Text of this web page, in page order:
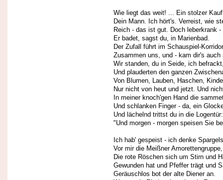
Wie liegt das weit! ... Ein stolzer
Dein Mann. Ich hört's. Verreist, wie
Reich - das ist gut. Doch leberkrank -
Er badet, sagst du, in Marienbad.
Der Zufall führt im Schauspiel-Korridor
Zusammen uns, und - kam dir's auch
Wir standen, du in Seide, ich
Und plauderten den ganzen
Von Blumen, Lauben, Haschen,
Nur nicht von heut und jetzt. Und
In meiner knoch'gen Hand die
Und schlanken Finger - da, ein
Und lächelnd trittst du in die Logentür:
"Und morgen - morgen speisen Sie
Ich hab' gespeist - ich denke
Vor mir die Meißner Amorettengruppe,
Die rote Röschen sich um Stirn und
Gewunden hat und Pfeffer trägt und
Geräuschlos bot der alte Diener an.